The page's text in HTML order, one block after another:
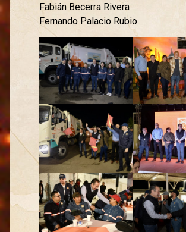
Fabián Becerra Rivera
Fernando Palacio Rubio